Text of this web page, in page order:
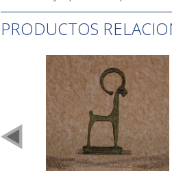
PRODUCTOS